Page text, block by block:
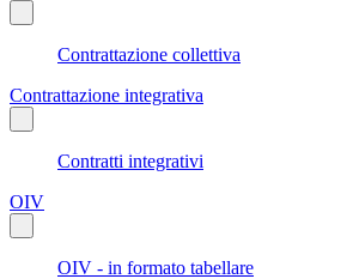
Contrattazione collettiva
Contrattazione integrativa
Contratti integrativi
OIV
OIV - in formato tabellare